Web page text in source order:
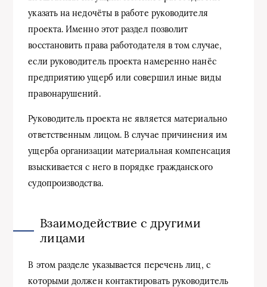
указать на недочёты в работе руководителя
проекта. Именно этот раздел позволит
восстановить права работодателя в том случае,
если руководитель проекта намеренно нанёс
предприятию ущерб или совершил иные виды
правонарушений.
Руководитель проекта не является материально
ответственным лицом. В случае причинения им
ущерба организации материальная компенсация
взыскивается с него в порядке гражданского
судопроизводства.
Взаимодействие с другими
лицами
В этом разделе указывается перечень лиц, с
которыми должен контактировать руководитель